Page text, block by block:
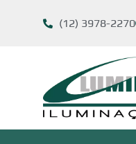
(12) 3978-2270